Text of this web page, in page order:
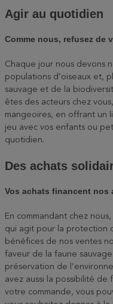
Agir au quotidien
Comme nous, refusez de
Chaque jour nous devons
populations d’oiseaux et,
sauvage et de la
êtes des acteurs chez
mangeoires, en offrant un
jeu avec vos enfants ou
quotidien.
Des achats
Vos achats financent nos
En commandant chez
qui agit pour la protection
bénéfices de nos ventes
faveur de la faune
préservation de
avez aussi la possibilité de
votre commande, vous